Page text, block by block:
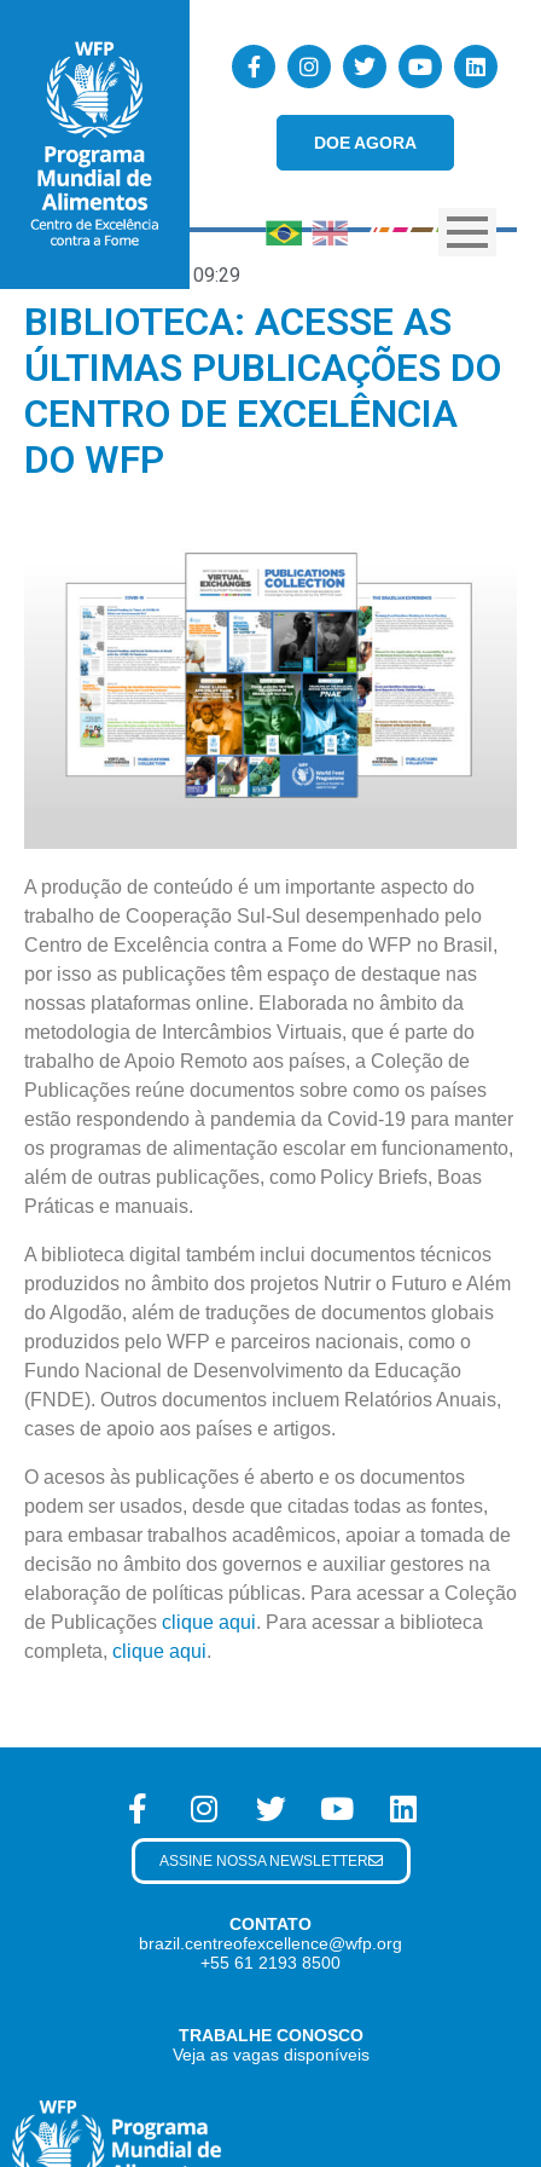
DOE AGORA
09:29
BIBLIOTECA: ACESSE AS
ÚLTIMAS PUBLICAÇÕES DO
CENTRO DE EXCELÊNCIA
DO WFP
A produção de conteúdo é um importante aspecto do
trabalho de Cooperação Sul-Sul desempenhado pelo
Centro de Excelência contra a Fome do WFP no Brasil,
por isso as publicações têm espaço de destaque nas
nossas plataformas online. Elaborada no âmbito da
metodologia de Intercâmbios Virtuais, que é parte do
trabalho de Apoio Remoto aos países, a Coleção de
Publicações reúne documentos sobre como os países
estão respondendo à pandemia da Covid-19 para manter
os programas de alimentação escolar em funcionamento,
além de outras publicações, como Policy Briefs, Boas
Práticas e manuais.
A biblioteca digital também inclui documentos técnicos
produzidos no âmbito dos projetos Nutrir o Futuro e Além
do Algodão, além de traduções de documentos globais
produzidos pelo WFP e parceiros nacionais, como o
Fundo Nacional de Desenvolvimento da Educação
(FNDE). Outros documentos incluem Relatórios Anuais,
cases de apoio aos países e artigos.
O acesos às publicações é aberto e os documentos
podem ser usados, desde que citadas todas as fontes,
para embasar trabalhos acadêmicos, apoiar a tomada de
decisão no âmbito dos governos e auxiliar gestores na
elaboração de políticas públicas. Para acessar a Coleção
de Publicações clique aqui. Para acessar a biblioteca
completa, clique aqui.
CONTATO
brazil.centreofexcellence@wfp.org
+55 61 2193 8500
TRABALHE CONOSCO
Veja as vagas disponíveis
ASSINE NOSSA NEWSLETTER